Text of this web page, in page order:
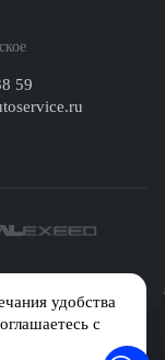
удобства
с
59
информационных